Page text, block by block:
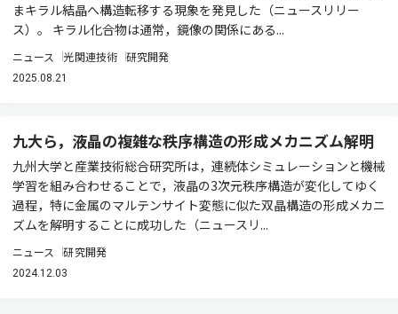
まキラル結晶へ構造転移する現象を発見した（ニュースリリー
ス）。 キラル化合物は通常，鏡像の関係にある...
ニュース 光関連技術 研究開発
2025.08.21
九大ら，液晶の複雑な秩序構造の形成メカニズム解明
九州大学と産業技術総合研究所は，連続体シミュレーションと機械
学習を組み合わせることで，液晶の3次元秩序構造が変化してゆく
過程，特に金属のマルテンサイト変態に似た双晶構造の形成メカニ
ズムを解明することに成功した（ニュースリ...
ニュース 研究開発
2024.12.03